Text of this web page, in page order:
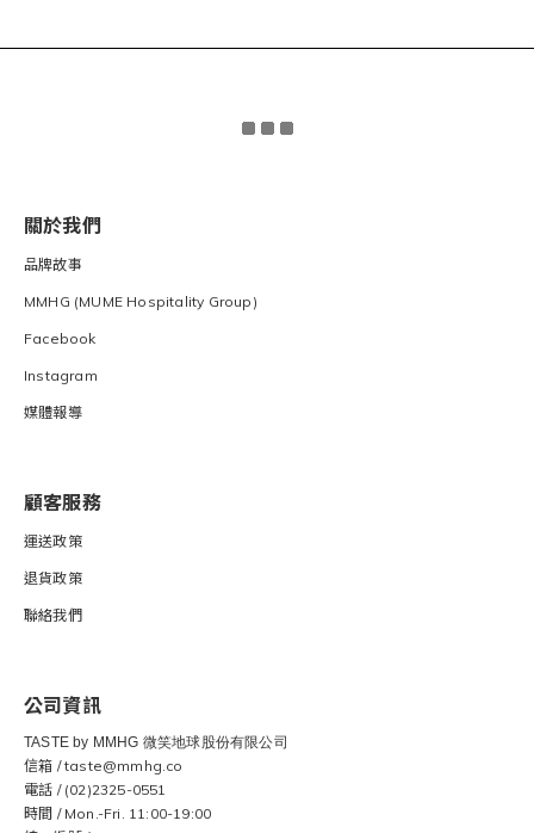
關於我們
品牌故事
MMHG (MUME Hospitality Group)
Facebook
Instagram
媒體報導
顧客服務
運送政策
退貨政策
聯絡我們
公司資訊
TASTE by MMHG 微笑地球股份有限公司
信箱 / taste@mmhg.co
電話 / (02)2325-0551
時間 / Mon.-Fri. 11:00-19:00